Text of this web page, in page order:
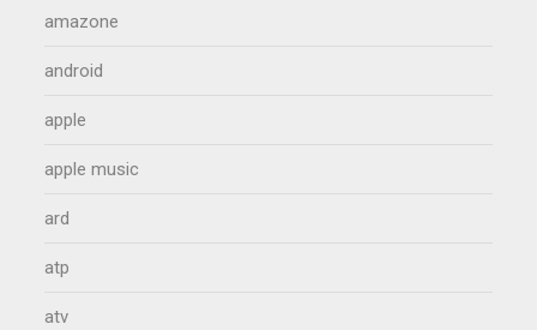
amazone
android
apple
apple music
ard
atp
atv